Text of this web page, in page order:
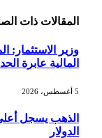
المقالات ذات
وزير الاستثمار:
المالية عابرة
5 أغسطس، 2026
الذهب يسجل
الدولار